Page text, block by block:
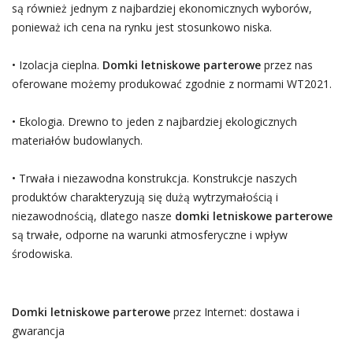
są również jednym z najbardziej ekonomicznych wyborów,
ponieważ ich cena na rynku jest stosunkowo niska.
• Izolacja cieplna. Domki letniskowe parteroweprzez nas
oferowane możemy produkować zgodnie z normami WT2021.
• Ekologia. Drewno to jeden z najbardziej ekologicznych
materiałów budowlanych.
• Trwała i niezawodna konstrukcja. Konstrukcje naszych
produktów charakteryzują się dużą wytrzymałością i
niezawodnością, dlatego nasze domki letniskowe parterowe
są trwałe, odporne na warunki atmosferyczne i wpływ
środowiska.
Domki letniskowe parteroweprzez Internet: dostawa i
gwarancja